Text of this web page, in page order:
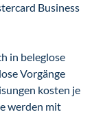
Business
in beleglose
Vorgänge
kosten je
werden mit